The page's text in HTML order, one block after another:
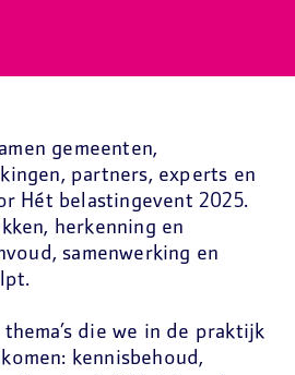
gemeenten,
partners, experts en
Hét belastingevent 2025.
herkenning en
samenwerking en
die we in de praktijk
kennisbehoud,